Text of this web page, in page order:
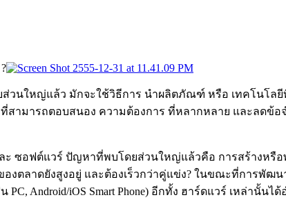
?
ดยส่วนใหญ่แล้ว มักจะใช้วิธีการ นำผลิตภัณฑ์ หรือ เทคโน
สามารถตอบสนอง ความต้องการ ที่หลากหลาย และลดข้
ะ ซอฟต์แวร์ ปัญหาที่พบโดยส่วนใหญ่แล้วคือ การสร้างหรื
ตลาดยังสูงอยู่ และต้องเร็วกว่าคู่แข่ง? ในขณะที่การพัฒน
Android/iOS Smart Phone) อีกทั้ง ฮาร์ดแวร์ เหล่านั้